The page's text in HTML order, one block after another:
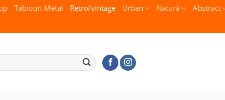
Tablouri Metal Retro/vintage Urban Natură Abstract